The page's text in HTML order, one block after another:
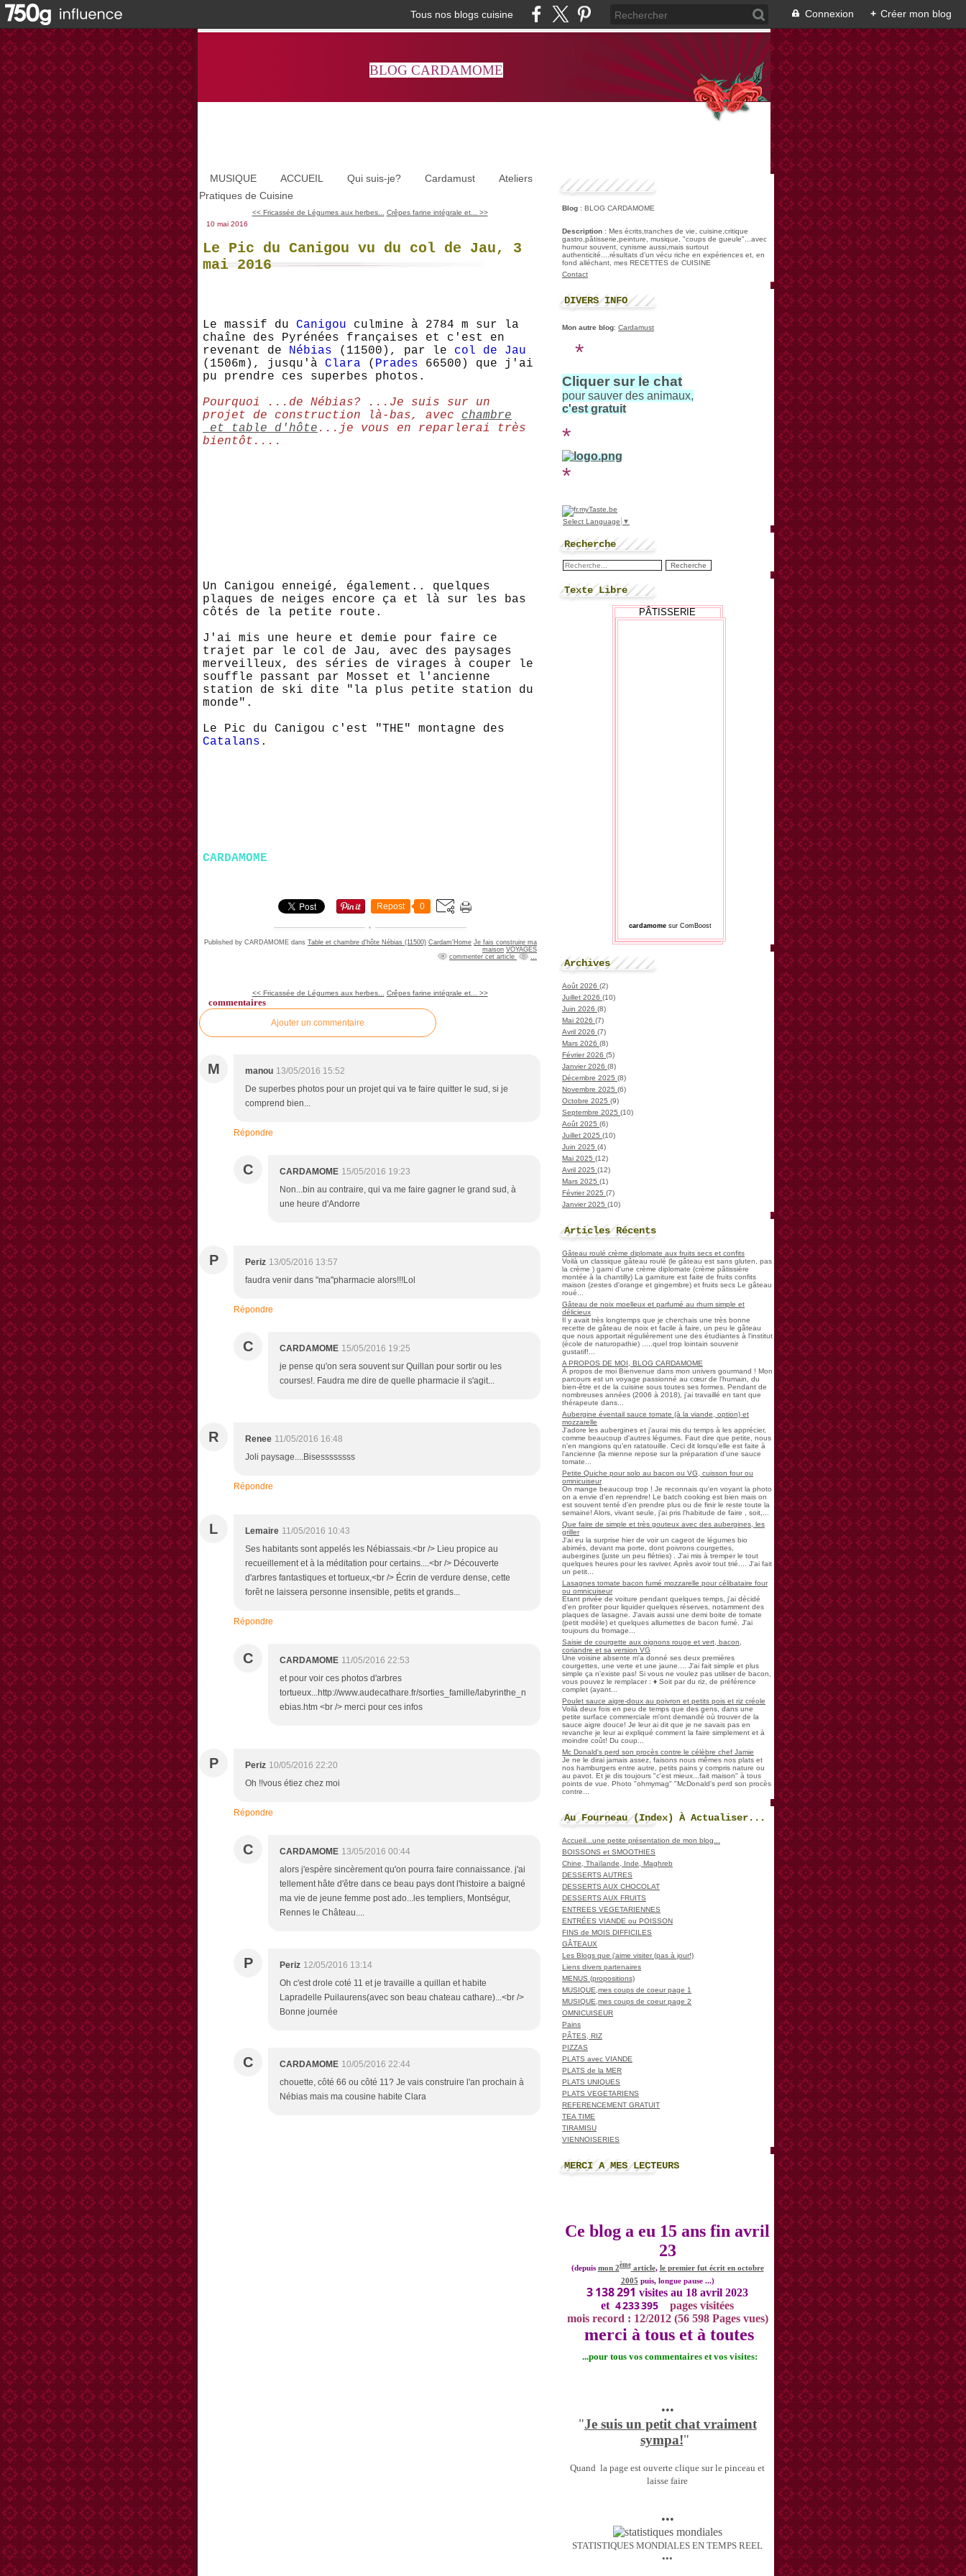
Tous nos blogs cuisine Connexion + Créer mon blog
BLOG CARDAMOME
MUSIQUE ACCUEIL Qui suis-je? Cardamust
Ateliers
Pratiques de Cuisine
<< Fricassée de Légumes aux herbes...
Crêpes farine intégrale et... >>
10 mai 2016
Le Pic du Canigou vu du col de Jau, 3
mai 2016
Le massif du Canigou culmine à 2784 m sur la
chaîne des Pyrénées françaises et c'est en
revenant de Nébias (11500), par le col de Jau
(1506m), jusqu'à Clara ( Prades 66500) que j'ai
pu prendre ces superbes photos.
Pourquoi ...de Nébias? ...Je suis sur un
projet de construction là-bas, avec chambre
et table d'hôte ...je vous en reparlerai très
bientôt....
Un Canigou enneigé, également.. quelques
plaques de neiges encore ça et là sur les bas
côtés de la petite route.
J'ai mis une heure et demie pour faire ce
trajet par le col de Jau, avec des paysages
merveilleux, des séries de virages à couper le
souffle passant par Mosset et l'ancienne
station de ski dite "la plus petite station du
monde".
Le Pic du Canigou c'est "THE" montagne des
Catalans .
CARDAMOME
Repost 0
Published by CARDAMOME dans Table et chambre d'hôte Nébias (11500) Cardam'Home Je fais construire ma
maison VOYAGES
commenter cet article
…
<< Fricassée de Légumes aux herbes... Crêpes farine intégrale et... >>
commentaires
Ajouter un commentaire
M manou 13/05/2016 15:52
De superbes photos pour un projet qui va te faire quitter le sud, si je
comprend bien...
Répondre
C CARDAMOME 15/05/2016 19:23
Non...bin au contraire, qui va me faire gagner le grand sud, à
une heure d'Andorre
P Periz 13/05/2016 13:57
faudra venir dans "ma"pharmacie alors!!!Lol
Répondre
C CARDAMOME 15/05/2016 19:25
je pense qu'on sera souvent sur Quillan pour sortir ou les
courses!. Faudra me dire de quelle pharmacie il s'agit...
R Renee 11/05/2016 16:48
Joli paysage....Bisessssssss
Répondre
L Lemaire 11/05/2016 10:43
Ses habitants sont appelés les Nébiassais.<br /> Lieu propice au
recueillement et à la méditation pour certains....<br /> Découverte
d'arbres fantastiques et tortueux,<br /> Écrin de verdure dense, cette
forêt ne laissera personne insensible, petits et grands...
Répondre
C CARDAMOME 11/05/2016 22:53
et pour voir ces photos d'arbres
tortueux...http://www.audecathare.fr/sorties_famille/labyrinthe_n
ebias.htm <br /> merci pour ces infos
P Periz 10/05/2016 22:20
Oh !!vous étiez chez moi
Répondre
C CARDAMOME 13/05/2016 00:44
alors j'espère sincèrement qu'on pourra faire connaissance. j'ai
tellement hâte d'être dans ce beau pays dont l'histoire a baigné
ma vie de jeune femme post ado...les templiers, Montségur,
Rennes le Château....
P Periz 12/05/2016 13:14
Oh c'est drole coté 11 et je travaille a quillan et habite
Lapradelle Puilaurens(avec son beau chateau cathare)...<br />
Bonne journée
C CARDAMOME 10/05/2016 22:44
chouette, côté 66 ou côté 11? Je vais construire l'an prochain à
Nébias mais ma cousine habite Clara
Blog : BLOG CARDAMOME
Description : Mes écrits,tranches de vie, cuisine,critique
gastro,pâtisserie,peinture, musique, "coups de gueule"...avec
humour souvent, cynisme aussi,mais surtout
authenticité....résultats d'un vécu riche en expériences et, en
fond alléchant, mes RECETTES de CUISINE
Contact
DIVERS INFO
Mon autre blog: Cardamust
*
Cliquer sur le chat
pour sauver des animaux,
c'est gratuit
*
*
Select Language ▼
Recherche
Texte Libre
PÂTISSERIE
cardamome sur ComBoost
Archives
Août 2026 (2)
Juillet 2026 (10)
Juin 2026 (8)
Mai 2026 (7)
Avril 2026 (7)
Mars 2026 (8)
Février 2026 (5)
Janvier 2026 (8)
Décembre 2025 (8)
Novembre 2025 (6)
Octobre 2025 (9)
Septembre 2025 (10)
Août 2025 (6)
Juillet 2025 (10)
Juin 2025 (4)
Mai 2025 (12)
Avril 2025 (12)
Mars 2025 (1)
Février 2025 (7)
Janvier 2025 (10)
Articles Récents
Gâteau roulé crème diplomate aux fruits secs et confits
Voilà un classique gâteau roulé (le gâteau est sans gluten, pas
la crème ) garni d'une crème diplomate (crème pâtissière
montée à la chantilly) La garniture est faite de fruits confits
maison (zestes d'orange et gingembre) et fruits secs Le gâteau
roué...
Gâteau de noix moelleux et parfumé au rhum simple et
délicieux
Il y avait très longtemps que je cherchais une très bonne
recette de gâteau de noix et facile à faire, un peu le gâteau
que nous apportait régulièrement une des étudiantes à l'institut
(école de naturopathie) .....quel trop lointain souvenir
gustatif!...
A PROPOS DE MOI, BLOG CARDAMOME
À propos de moi Bienvenue dans mon univers gourmand ! Mon
parcours est un voyage passionné au cœur de l'humain, du
bien-être et de la cuisine sous toutes ses formes. Pendant de
nombreuses années (2006 à 2018), j'ai travaillé en tant que
thérapeute dans...
Aubergine éventail sauce tomate (à la viande, option) et
mozzarelle
J'adore les aubergines et j'aurai mis du temps à les apprécier,
comme beaucoup d'autres légumes. Faut dire que petite, nous
n'en mangions qu'en ratatouille. Ceci dit lorsqu'elle est faite à
l'ancienne (la mienne repose sur la préparation d'une sauce
tomate...
Petite Quiche pour solo au bacon ou VG, cuisson four ou
omnicuiseur
On mange beaucoup trop ! Je reconnais qu'en voyant la photo
on a envie d'en reprendre! Le batch cooking est bien mais on
est souvent tenté d'en prendre plus ou de finir le reste toute la
semaine! Alors, vivant seule, j'ai pris l'habitude de faire , soit,...
Que faire de simple et très gouteux avec des aubergines, les
griller
J'ai eu la surprise hier de voir un cageot de légumes bio
abimés, devant ma porte, dont poivrons courgettes,
aubergines (juste un peu flétries) . J'ai mis à tremper le tout
quelques heures pour les raviver. Après avoir tout trié.... J'ai fait
un petit...
Lasagnes tomate bacon fumé mozzarelle pour célibataire four
ou omnicuiseur
Etant privée de voiture pendant quelques temps, j'ai décidé
d'en profiter pour liquider quelques réserves, notamment des
plaques de lasagne. J'avais aussi une demi boite de tomate
(petit modèle) et quelques allumettes de bacon fumé. J'ai
toujours du fromage...
Saisie de courgette aux oignons rouge et vert, bacon,
coriandre et sa version VG
Une voisine absente m'a donné ses deux premières
courgettes, une verte et une jaune.... J'ai fait simple et plus
simple ça n'existe pas! Si vous ne voulez pas utiliser de bacon,
vous pouvez le remplacer : ♦ Soit par du riz, de préférence
complet (ayant...
Poulet sauce aigre-doux au poivron et petits pois et riz créole
Voilà deux fois en peu de temps que des gens, dans une
petite surface commerciale m'ont demandé où trouver de la
sauce aigre douce! Je leur ai dit que je ne savais pas en
revanche je leur ai expliqué comment la faire simplement et à
moindre coût! Du coup...
Mc Donald's perd son procès contre le célèbre chef Jamie
Je ne le dirai jamais assez, faisons nous mêmes nos plats et
nos hamburgers entre autre, petits pains y compris nature ou
au pavot. Et je dis toujours "c'est mieux...fait maison" à tous
points de vue. Photo "ohmymag" "McDonald's perd son procès
contre...
Au Fourneau (Index) À Actualiser...
Accueil...une petite présentation de mon blog...
BOISSONS et SMOOTHIES
Chine, Thaïlande, Inde, Maghreb
DESSERTS AUTRES
DESSERTS AUX CHOCOLAT
DESSERTS AUX FRUITS
ENTREES VEGETARIENNES
ENTRÉES VIANDE ou POISSON
FINS de MOIS DIFFICILES
GÂTEAUX
Les Blogs que j'aime visiter (pas à jour!)
Liens divers partenaires
MENUS (propositions)
MUSIQUE,mes coups de coeur page 1
MUSIQUE,mes coups de coeur page 2
OMNICUISEUR
Pains
PÂTES, RIZ
PIZZAS
PLATS avec VIANDE
PLATS de la MER
PLATS UNIQUES
PLATS VEGETARIENS
REFERENCEMENT GRATUIT
TEA TIME
TIRAMISU
VIENNOISERIES
MERCI A MES LECTEURS
Ce blog a eu 15 ans fin avril
23
(depuis mon 2èmearticle, le premier fut écrit en octobre
2005 puis, longue pause ...)
3 138 291 visites au 18 avril 2023
et 4 233 395
pages visitées
mois record : 12/2012 (56 598 Pages vues)
merci à tous et à toutes
...pour tous vos commentaires et vos visites:
•••
"Je suis un petit chat vraiment
sympa!"
Quand la page est ouverte clique sur le pinceau et
laisse faire
•••
STATISTIQUES MONDIALES EN TEMPS REEL
•••